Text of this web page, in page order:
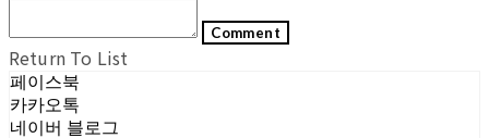
Comment
Return To List
페이스북
카카오톡
네이버 블로그